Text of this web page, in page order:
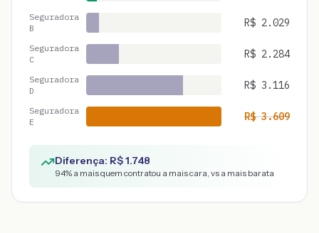
Seguradora
B
R$ 2.029
Seguradora
C
R$ 2.284
Seguradora
D
R$ 3.116
Seguradora
E
R$3.609
Diferença: R$1.748
94% a mais quem contratou a mais cara, vs a mais barata